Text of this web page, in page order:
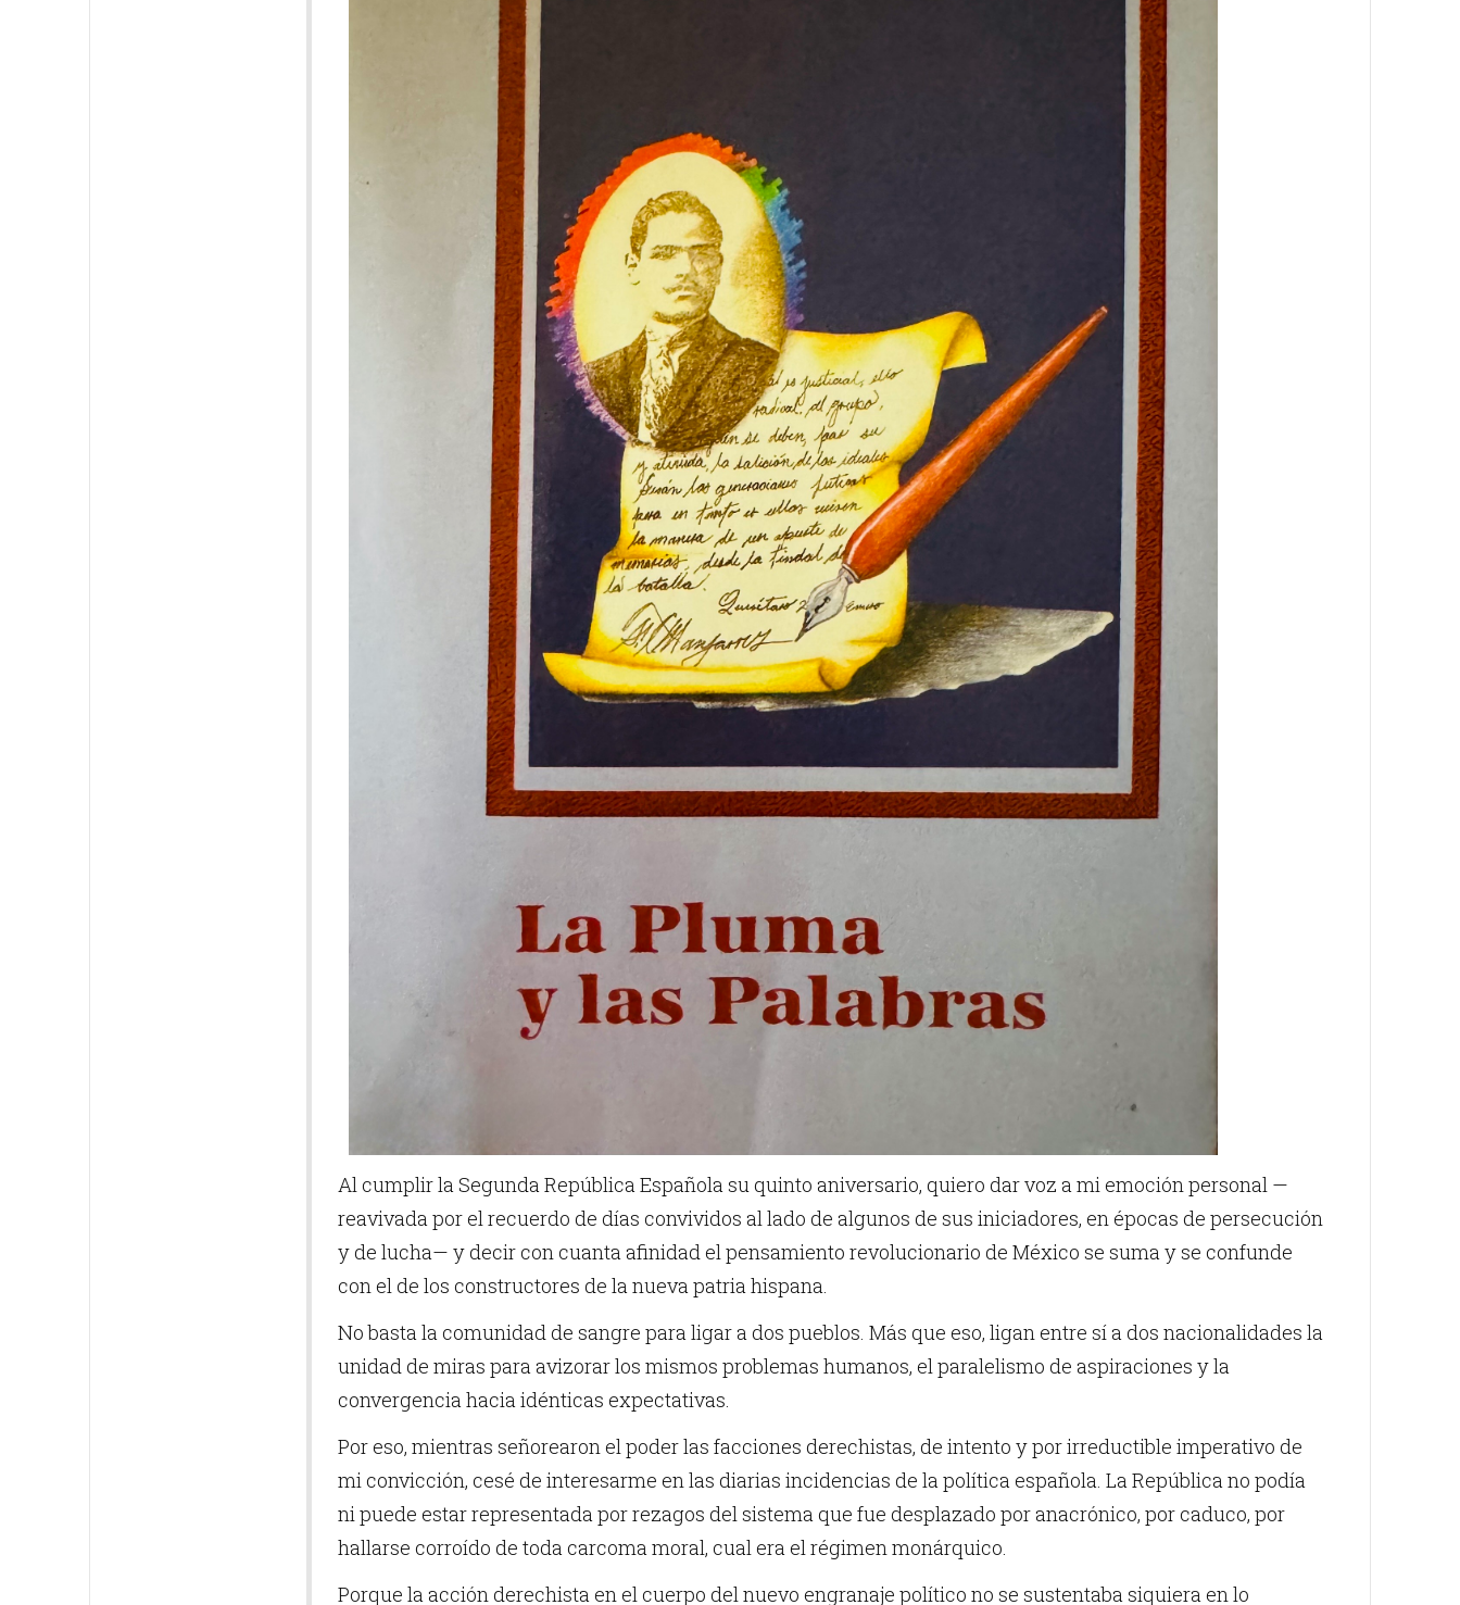
Al cumplir la Segunda República Española su quinto aniversario, quiero dar voz a mi emoción personal —
reavivada por el recuerdo de días convividos al lado de algunos de sus iniciadores, en épocas de persecución
y de lucha— y decir con cuanta afinidad el pensamiento revolucionario de México se suma y se confunde
con el de los constructores de la nueva patria hispana.
No basta la comunidad de sangre para ligar a dos pueblos. Más que eso, ligan entre sí a dos nacionalidades la
unidad de miras para avizorar los mismos problemas humanos, el paralelismo de aspiraciones y la
convergencia hacia idénticas expectativas.
Por eso, mientras señorearon el poder las facciones derechistas, de intento y por irreductible imperativo de
mi convicción, cesé de interesarme en las diarias incidencias de la política española. La República no podía
ni puede estar representada por rezagos del sistema que fue desplazado por anacrónico, por caduco, por
hallarse corroído de toda carcoma moral, cual era el régimen monárquico.
Porque la acción derechista en el cuerpo del nuevo engranaje político no se sustentaba siquiera en lo